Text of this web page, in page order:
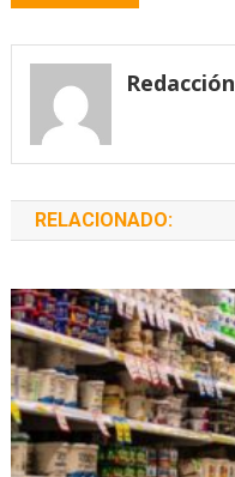
entradas
Redacción
RELACIONADO: